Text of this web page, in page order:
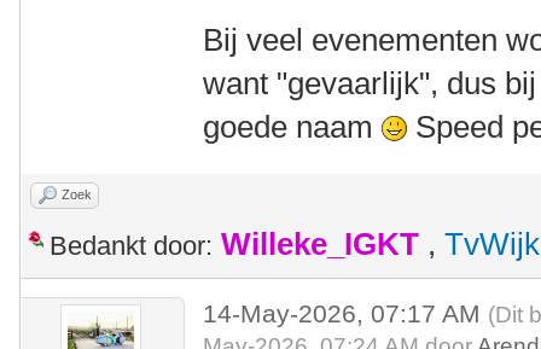
Bij veel evenementen
want "gevaarlijk", dus
goede naam
Speed
Zoek
Bedankt door: Willeke_IGKT , TvWijk
14-May-2026, 07:17 AM (Dit